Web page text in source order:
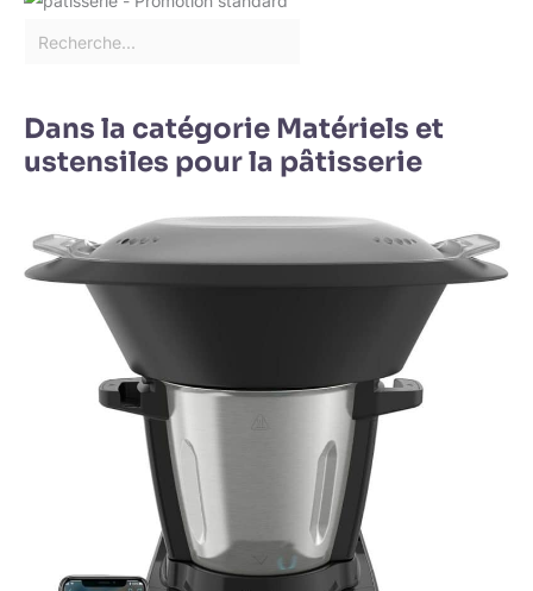
Dans la catégorie Matériels et
ustensiles pour la pâtisserie